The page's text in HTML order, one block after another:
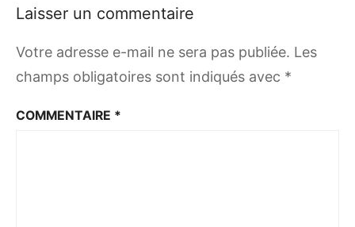
Laisser un commentaire
Votre adresse e-mail ne sera pas publiée. Les
champs obligatoires sont indiqués avec *
COMMENTAIRE *